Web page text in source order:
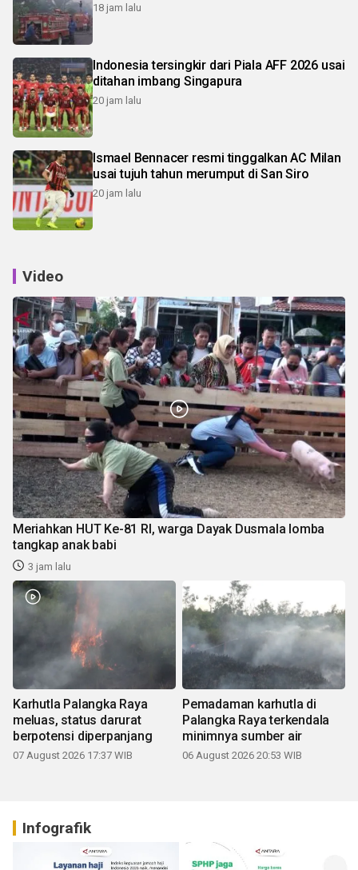
18 jam lalu
Indonesia tersingkir dari Piala AFF 2026 usai
ditahan imbang Singapura
20 jam lalu
Ismael Bennacer resmi tinggalkan AC Milan
usai tujuh tahun merumput di San Siro
20 jam lalu
Video
Meriahkan HUT Ke-81 RI, warga Dayak Dusmala lomba
tangkap anak babi
3 jam lalu
Karhutla Palangka Raya
meluas, status darurat
berpotensi diperpanjang
07 August 2026 17:37 WIB
Pemadaman karhutla di
Palangka Raya terkendala
minimnya sumber air
06 August 2026 20:53 WIB
Infografik